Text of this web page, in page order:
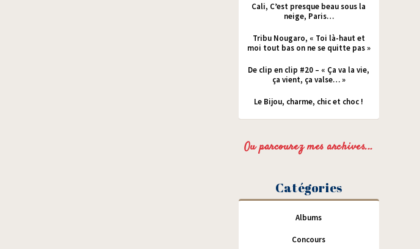
Cali, C’est presque beau sous la
neige, Paris…
Tribu Nougaro, « Toi là-haut et
moi tout bas on ne se quitte pas »
De clip en clip #20 – « Ça va la vie,
ça vient, ça valse… »
Le Bijou, charme, chic et choc !
Ou parcourez mes archives...
Catégories
Albums
Concours